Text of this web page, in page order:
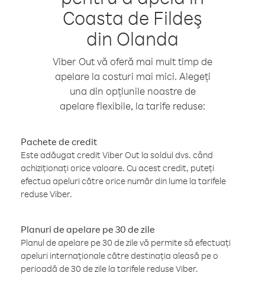
Coasta de Fildeş
din Olanda
Viber Out vă oferă mai mult timp de
apelare la costuri mai mici. Alegeți
una din opțiunile noastre de
apelare flexibile, la tarife reduse:
Pachete de credit
Este adăugat credit Viber Out la soldul dvs. când
achiziționați orice valoare. Cu acest credit, puteți
efectua apeluri către orice număr din lume la tarifele
reduse Viber.
Planuri de apelare pe 30 de zile
Planul de apelare pe 30 de zile vă permite să efectuați
apeluri internaționale către destinația aleasă pe o
perioadă de 30 de zile la tarifele reduse Viber.